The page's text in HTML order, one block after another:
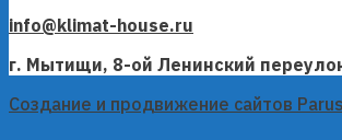
info@klimat-house.ru
г. Мытищи, 8-ой Ленинский
Создание и продвижение сайтов